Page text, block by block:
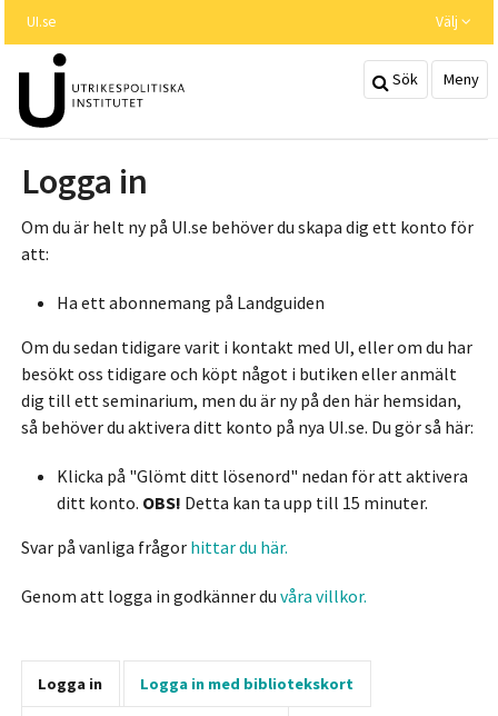
huvudinnehållet
UI.se Välj
Sök Meny
Logga in
Om du är helt ny på UI.se behöver du skapa dig ett konto för
att:
Ha ett abonnemang på Landguiden
Om du sedan tidigare varit i kontakt med UI, eller om du har
besökt oss tidigare och köpt något i butiken eller anmält
dig till ett seminarium, men du är ny på den här hemsidan,
så behöver du aktivera ditt konto på nya UI.se. Du gör så här:
Klicka på "Glömt ditt lösenord" nedan för att aktivera
ditt konto. OBS! Detta kan ta upp till 15 minuter.
Svar på vanliga frågor hittar du här.
Genom att logga in godkänner du våra villkor.
Logga in Logga in med bibliotekskort